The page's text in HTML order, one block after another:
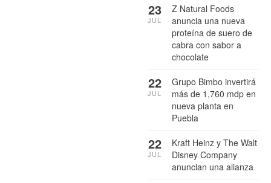
Z Natural Foods
anuncia una nueva
proteína de suero de
cabra con sabor a
chocolate
23
JUL
Grupo Bimbo invertirá
más de 1,760 mdp en
nueva planta en
Puebla
22
JUL
Kraft Heinz y The Walt
Disney Company
anuncian una alianza
22
JUL